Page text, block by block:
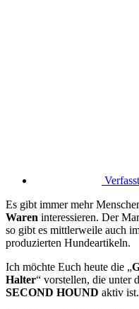
Es gibt immer mehr
Waren interessieren. Der
so gibt es mittlerweile auch
produzierten Hundeartikeln.
Ich möchte Euch heute die „
Halter“ vorstellen, die unter
SECOND HOUND aktiv ist.